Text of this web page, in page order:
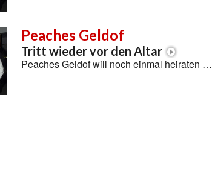
Peaches Geldof
Tritt wieder vor den Altar
Peaches Geldof will noch einmal heiraten …